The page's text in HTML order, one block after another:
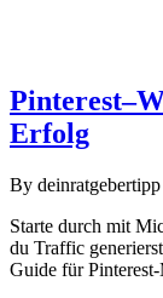
Erfolg
By
Starte durch mit
du Traffic
Guide für